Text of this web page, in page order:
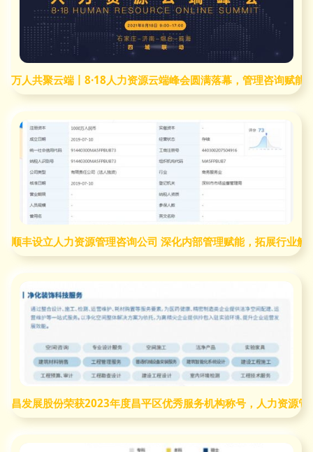
万人共聚云端丨8·18人力资源云端峰会圆满落幕，管理咨询赋能
顺丰设立人力资源管理咨询公司 深化内部管理赋能，拓展行业解
昌发展股份荣获2023年度昌平区优秀服务机构称号，人力资源管